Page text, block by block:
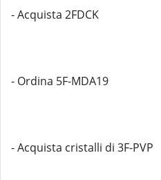
- Acquista 2FDCK
- Ordina 5F-MDA19
- Acquista cristalli di 3F-PVP